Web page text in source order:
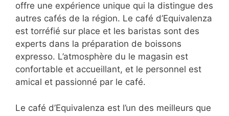
offre une expérience unique qui la distingue des
autres cafés de la région. Le café d’Equivalenza
est torréfié sur place et les baristas sont des
experts dans la préparation de boissons
expresso. L’atmosphère du le magasin est
confortable et accueillant, et le personnel est
amical et passionné par le café.
Le café d’Equivalenza est l’un des meilleurs que